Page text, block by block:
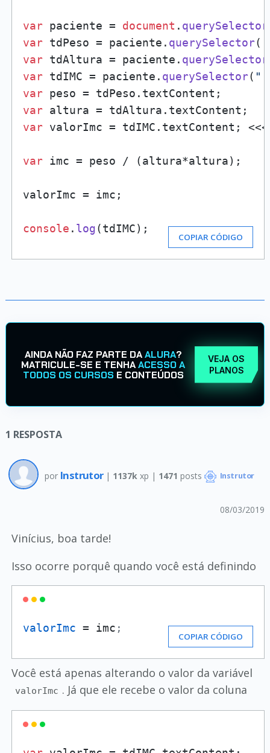
var paciente = document . querySelector
var tdPeso = paciente. querySelector(
var tdAltura = paciente. querySelector
var tdIMC = paciente. querySelector(
var peso = tdPeso. textContent
var altura = tdAltura. textContent
var valorImc = tdIMC. textContent ;
var imc = peso / (altura*altura);
valorImc = imc;
console . log(tdIMC);
COPIAR CÓDIGO
AINDA NÃO FAZ PARTE DAALURA?
MATRICULE-SE E TENHAACESSO A
TODOS OS CURSOS E CONTEÚDOS
VEJA OS
PLANOS
1 RESPOSTA
por Instrutor | 1137k xp | 1471 posts Instrutor
08/03/2019
Vinícius, boa tarde!
Isso ocorre porquê quando você está definindo
valorImc = imc ;
COPIAR CÓDIGO
Você está apenas alterando o valor da variável
valorImc . Já que ele recebe o valor da coluna